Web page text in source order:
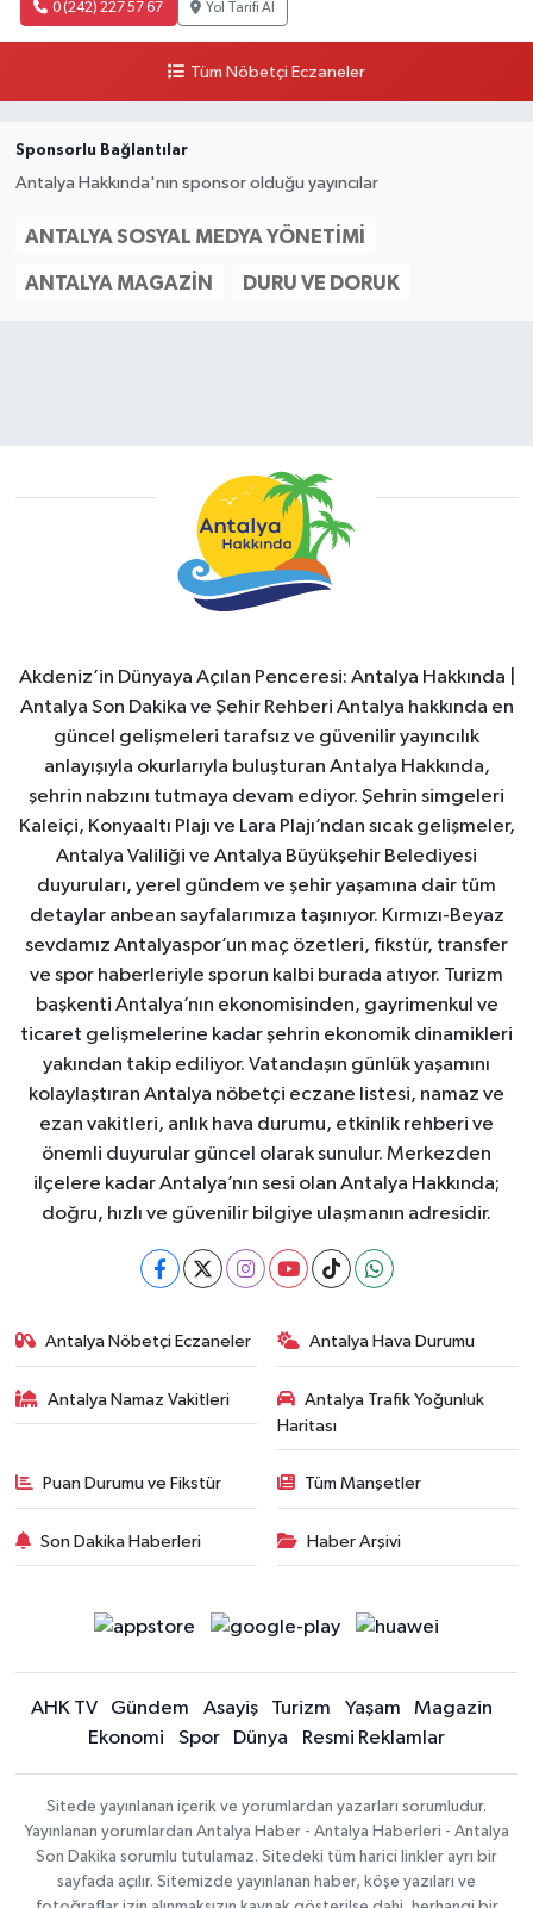
0 (242) 227 57 67 Yol Tarifi Al
Tüm Nöbetçi Eczaneler
Sponsorlu Bağlantılar
Antalya Hakkında'nın sponsor olduğu yayıncılar
ANTALYA SOSYAL MEDYA YÖNETIMI
ANTALYA MAGAZIN DURU VE DORUK
Akdeniz’in Dünyaya Açılan Penceresi: Antalya Hakkında |
Antalya Son Dakika ve Şehir Rehberi Antalya hakkında en
güncel gelişmeleri tarafsız ve güvenilir yayıncılık
anlayışıyla okurlarıyla buluşturan Antalya Hakkında,
şehrin nabzını tutmaya devam ediyor. Şehrin simgeleri
Kaleiçi, Konyaaltı Plajı ve Lara Plajı’ndan sıcak gelişmeler,
Antalya Valiliği ve Antalya Büyükşehir Belediyesi
duyuruları, yerel gündem ve şehir yaşamına dair tüm
detaylar anbean sayfalarımıza taşınıyor. Kırmızı-Beyaz
sevdamız Antalyaspor’un maç özetleri, fikstür, transfer
ve spor haberleriyle sporun kalbi burada atıyor. Turizm
başkenti Antalya’nın ekonomisinden, gayrimenkul ve
ticaret gelişmelerine kadar şehrin ekonomik dinamikleri
yakından takip ediliyor. Vatandaşın günlük yaşamını
kolaylaştıran Antalya nöbetçi eczane listesi, namaz ve
ezan vakitleri, anlık hava durumu, etkinlik rehberi ve
önemli duyurular güncel olarak sunulur. Merkezden
ilçelere kadar Antalya’nın sesi olan Antalya Hakkında;
doğru, hızlı ve güvenilir bilgiye ulaşmanın adresidir.
Antalya Nöbetçi Eczaneler Antalya Hava Durumu
Antalya Namaz Vakitleri
Antalya Trafik Yoğunluk
Haritası
Puan Durumu ve Fikstür Tüm Manşetler
Son Dakika Haberleri Haber Arşivi
AHK TV Gündem Asayiş Turizm Yaşam
Magazin
Ekonomi
Spor Dünya Resmi Reklamlar
Sitede yayınlanan içerik ve yorumlardan yazarları sorumludur.
Yayınlanan yorumlardan Antalya Haber - Antalya Haberleri - Antalya
Son Dakika sorumlu tutulamaz. Sitedeki tüm harici linkler ayrı bir
sayfada açılır. Sitemizde yayınlanan haber, köşe yazıları ve